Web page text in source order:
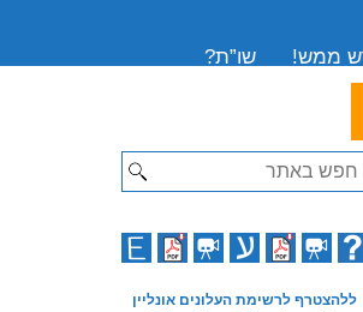
שו”ת?
ממש!
Search
ללהצטרף לרשימת העלונים אונליין